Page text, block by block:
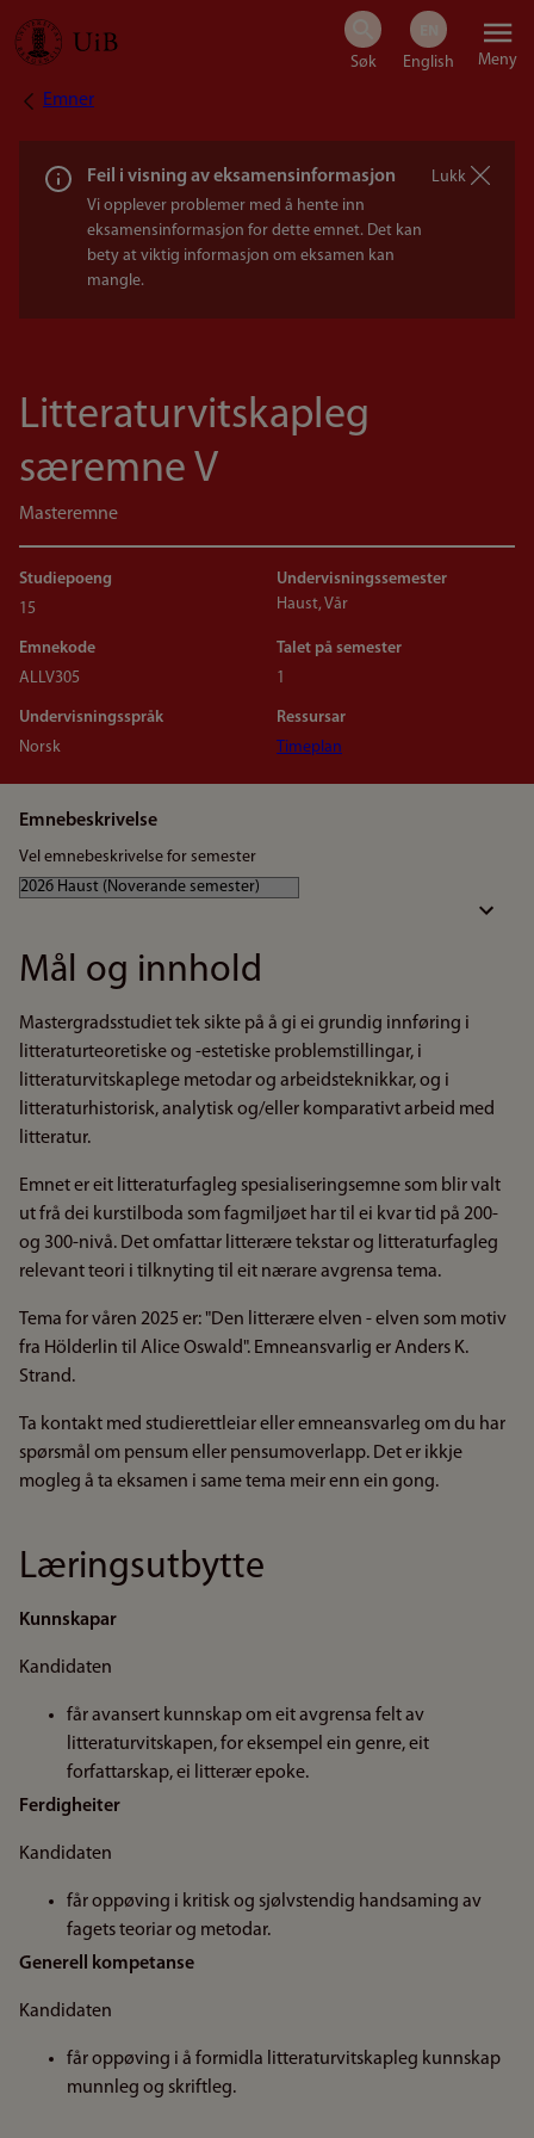
Hopp
Meny
Navigasjonssti
Emner
Feil i visning av eksamensinformasjon
Vi opplever problemer med å hente inn
eksamensinformasjon for dette emnet. Det kan
bety at viktig informasjon om eksamen kan
mangle.
Lukk
Litteraturvitskapleg
særemne V
Masteremne
Studiepoeng
15
Undervisningssemester
Haust, Vår
Emnekode
ALLV305
Talet på semester
1
Undervisningsspråk
Norsk
Ressursar
Timeplan
Emnebeskrivelse
Vel emnebeskrivelse for semester
Mål og innhold
Mastergradsstudiet tek sikte på å gi ei grundig innføring i
litteraturteoretiske og -estetiske problemstillingar, i
litteraturvitskaplege metodar og arbeidsteknikkar, og i
litteraturhistorisk, analytisk og/eller komparativt arbeid med
litteratur.
Emnet er eit litteraturfagleg spesialiseringsemne som blir valt
ut frå dei kurstilboda som fagmiljøet har til ei kvar tid på 200-
og 300-nivå. Det omfattar litterære tekstar og litteraturfagleg
relevant teori i tilknyting til eit nærare avgrensa tema.
Tema for våren 2025 er: "Den litterære elven - elven som motiv
fra Hölderlin til Alice Oswald". Emneansvarlig er Anders K.
Strand.
Ta kontakt med studierettleiar eller emneansvarleg om du har
spørsmål om pensum eller pensumoverlapp. Det er ikkje
mogleg å ta eksamen i same tema meir enn ein gong.
Læringsutbytte
Kunnskapar
Kandidaten
får avansert kunnskap om eit avgrensa felt av
litteraturvitskapen, for eksempel ein genre, eit
forfattarskap, ei litterær epoke.
Ferdigheiter
Kandidaten
får oppøving i kritisk og sjølvstendig handsaming av
fagets teoriar og metodar.
Generell kompetanse
Kandidaten
får oppøving i å formidla litteraturvitskapleg kunnskap
munnleg og skriftleg.